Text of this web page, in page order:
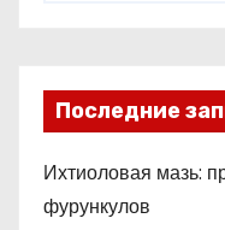
Последние
Ихтиоловая мазь:
фурункулов